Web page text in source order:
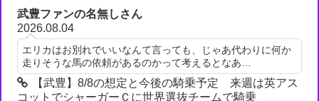
武豊ファンの名無しさん
2026.08.04
エリカはお別れでいいなんて言っても、じゃあ代わりに何か
走りそうな馬の依頼があるのかって考えるとなあ…
【武豊】8/8の想定と今後の騎乗予定 来週は英アス
コットでシャーガーＣに世界選抜チームで騎乗